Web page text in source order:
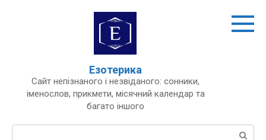
Езотерика
Сайт непізнаного і незвіданого: сонники,
іменослов, прикмети, місячний календар та
багато іншого
Пошук: